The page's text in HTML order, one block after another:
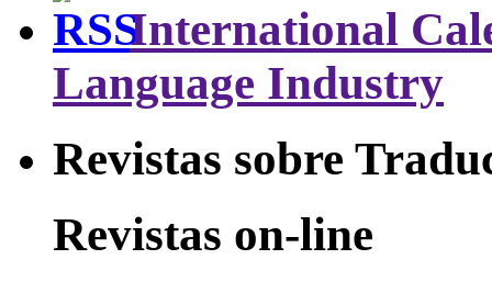
International
Language Industry
Revistas sobre
Revistas on-line